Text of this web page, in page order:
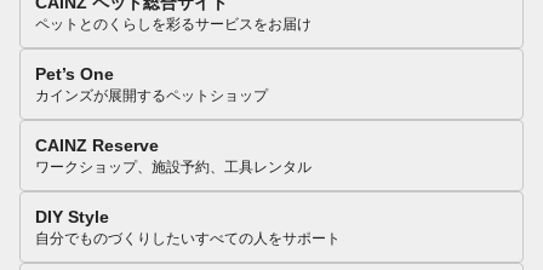
ペットとのくらしを彩るサービスをお届け
Pet’s One
カインズが展開するペットショップ
CAINZ Reserve
ワークショップ、施設予約、工具レンタル
DIY Style
自分でものづくりしたいすべての人をサポート